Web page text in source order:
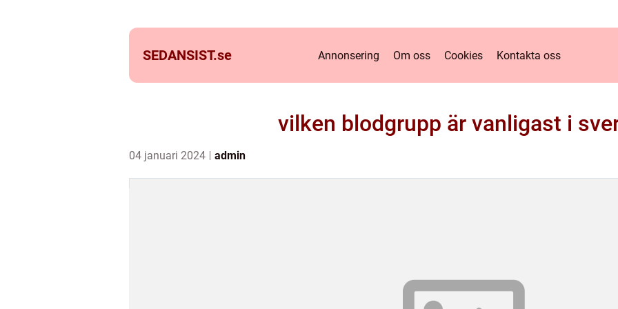
SEDANSIST.se Annonsering Om oss Cookies Kontakta oss
vilken blodgrupp är vanligast i
04 januari 2024 admin